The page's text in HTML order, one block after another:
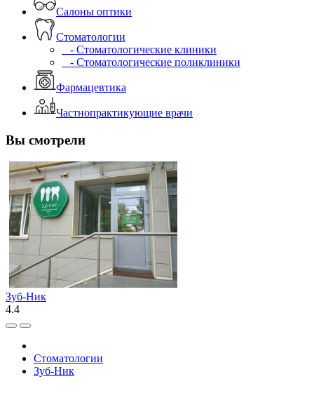
Салоны оптики
Стоматологии
- Стоматологические клиники
- Стоматологические поликлиники
Фармацевтика
Частнопрактикующие врачи
Вы смотрели
Зуб-Ник
4.4
Стоматологии
Зуб-Ник